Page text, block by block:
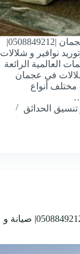
تركيب نوافير و شلالات في عجمان |0508849212|
نوافير و شلالات
العالمية الرائعة
في عجمان
أنواع
الحدائق
احواض سباحه في الامارات |0508849212| صيانة و